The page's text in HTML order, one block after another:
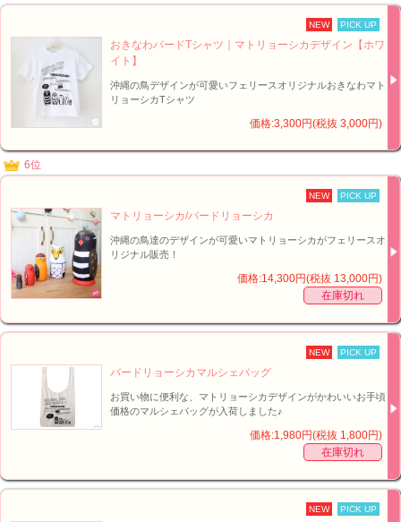
NEW PICK UP
おきなわバードTシャツ｜マトリョーシカデザイン【ホワ
イト】
沖縄の鳥デザインが可愛いフェリースオリジナルおきなわマト
リョーシカTシャツ
価格:3,300円(税抜 3,000円)
6位
NEW PICK UP
マトリョーシカ/バードリョーシカ
沖縄の鳥達のデザインが可愛いマトリョーシカがフェリースオ
リジナル販売！
価格:14,300円(税抜 13,000円)
在庫切れ
NEW PICK UP
バードリョーシカマルシェバッグ
お買い物に便利な、マトリョーシカデザインがかわいいお手頃
価格のマルシェバッグが入荷しました♪
価格:1,980円(税抜 1,800円)
在庫切れ
NEW PICK UP